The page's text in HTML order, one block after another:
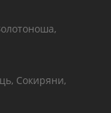
Сокиряни,